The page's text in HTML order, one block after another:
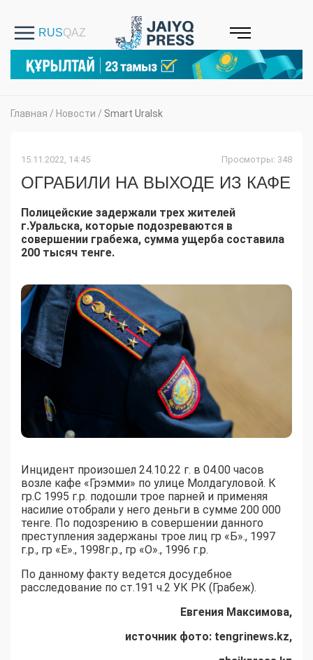
Главная / Новости / Smart Uralsk
15.11.2022, 14:45 Просмотры: 348
ОГРАБИЛИ НА ВЫХОДЕ ИЗ КАФЕ
Полицейские задержали трех жителей
г.Уральска, которые подозреваются в
совершении грабежа, сумма ущерба составила
200 тысяч тенге.
Инцидент произошел 24.10.22 г. в 04.00 часов
возле кафе «Грэмми» по улице Молдагуловой. К
гр.С 1995 г.р. подошли трое парней и применяя
насилие отобрали у него деньги в сумме 200 000
тенге. По подозрению в совершении данного
преступления задержаны трое лиц гр «Б»., 1997
г.р., гр «Е»., 1998г.р., гр «О»., 1996 г.р.
По данному факту ведется досудебное
расследование по ст.191 ч.2 УК РК (Грабеж).
Евгения Максимова,
источник фото: tengrinews.kz,